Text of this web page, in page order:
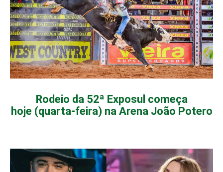
Rodeio da 52ª Exposul começa
hoje (quarta-feira) na Arena João Potero